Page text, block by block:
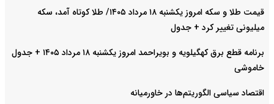
قیمت طلا و سکه امروز یکشنبه ۱۸ مرداد ۱۴۰۵/ طلا کوتاه آمد، سکه
میلیونی تغییر کرد + جدول
برنامه قطع برق کهگیلویه و بویراحمد امروز یکشنبه ۱۸ مرداد ۱۴۰۵ + جدول
خاموشی
اقتصاد سیاسی الگوریتم‌ها در خاورمیانه